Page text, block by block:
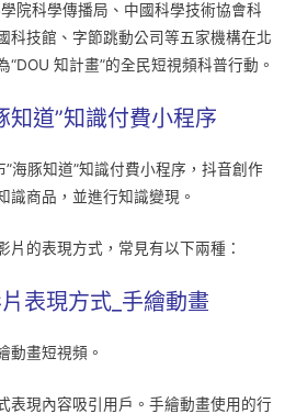
院科學傳播局、中國科學技術協會科
科技館、字節跳動公司等五家機構在北
知計畫”的全民短視頻科普行動。
知道”知識付費小程序
海豚知道”知識付費小程序，抖音創作
識商品，並進行知識變現。
片的表現方式，常見有以下兩種：
表現方式_手繪動畫
動畫短視頻。
表現內容吸引用戶。手繪動畫使用的行